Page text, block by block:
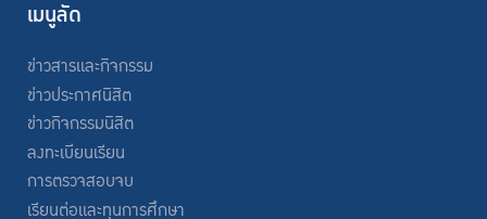
เมนูลัด
ข่าวสารและกิจกรรม
ข่าวประกาศนิสิต
ข่าวกิจกรรมนิสิต
ลงทะเบียนเรียน
การตรวจสอบจบ
เรียนต่อและทุนการศึกษา